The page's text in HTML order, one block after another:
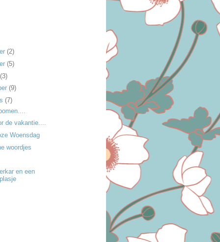
(2)
(5)
(3)
(9)
(7)
de vakantie....
Woensdag
woordjes
en een